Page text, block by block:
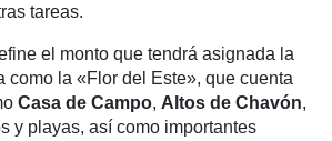
tareas.
el monto que tendrá asignada la
como la «Flor del Este», que cuenta
Casa de Campo, Altos de Chavón,
y playas, así como importantes